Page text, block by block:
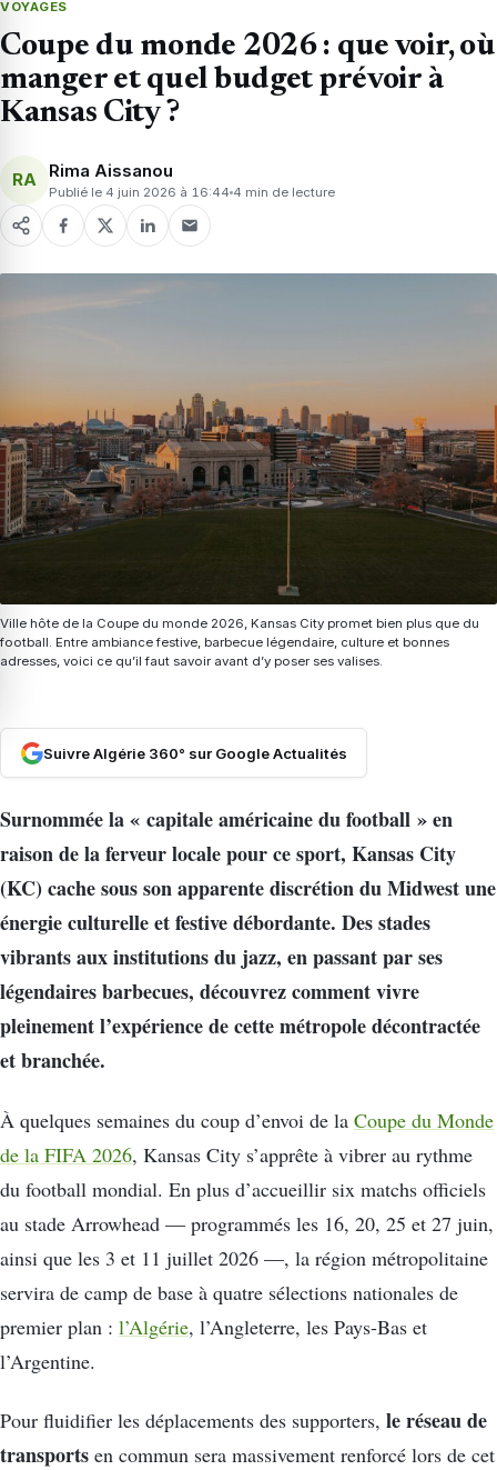
VOYAGES
Coupe du monde 2026 : que voir, où
manger et quel budget prévoir à
Kansas City ?
RA Rima Aissanou
Publié le 4 juin 2026 à 16:44 4 min de lecture
Ville hôte de la Coupe du monde 2026, Kansas City promet bien plus que du
football. Entre ambiance festive, barbecue légendaire, culture et bonnes
adresses, voici ce qu’il faut savoir avant d’y poser ses valises.
Suivre Algérie 360° sur Google Actualités
Surnommée la « capitale américaine du football » en
raison de la ferveur locale pour ce sport, Kansas City
(KC) cache sous son apparente discrétion du Midwest une
énergie culturelle et festive débordante. Des stades
vibrants aux institutions du jazz, en passant par ses
légendaires barbecues, découvrez comment vivre
pleinement l’expérience de cette métropole décontractée
et branchée.
À quelques semaines du coup d’envoi de la Coupe du Monde
de la FIFA 2026, Kansas City s’apprête à vibrer au rythme
du football mondial. En plus d’accueillir six matchs officiels
au stade Arrowhead — programmés les 16, 20, 25 et 27 juin,
ainsi que les 3 et 11 juillet 2026 —, la région métropolitaine
servira de camp de base à quatre sélections nationales de
premier plan : l’Algérie, l’Angleterre, les Pays-Bas et
l’Argentine.
Pour fluidifier les déplacements des supporters, le réseau de
transports en commun sera massivement renforcé lors de cet